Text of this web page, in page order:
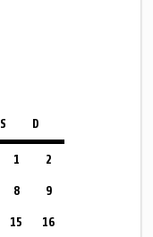
S D
1 2
8 9
15 16